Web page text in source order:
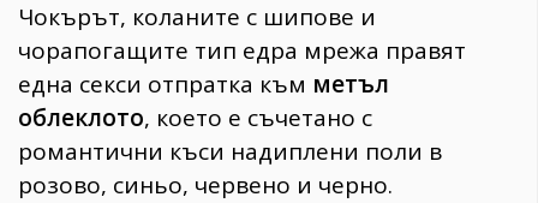
Чокърът, коланите с шипове и
чорапогащите тип едра мрежа правят
една секси отпратка към метъл
облеклото, което е съчетано с
романтични къси надиплени поли в
розово, синьо, червено и черно.